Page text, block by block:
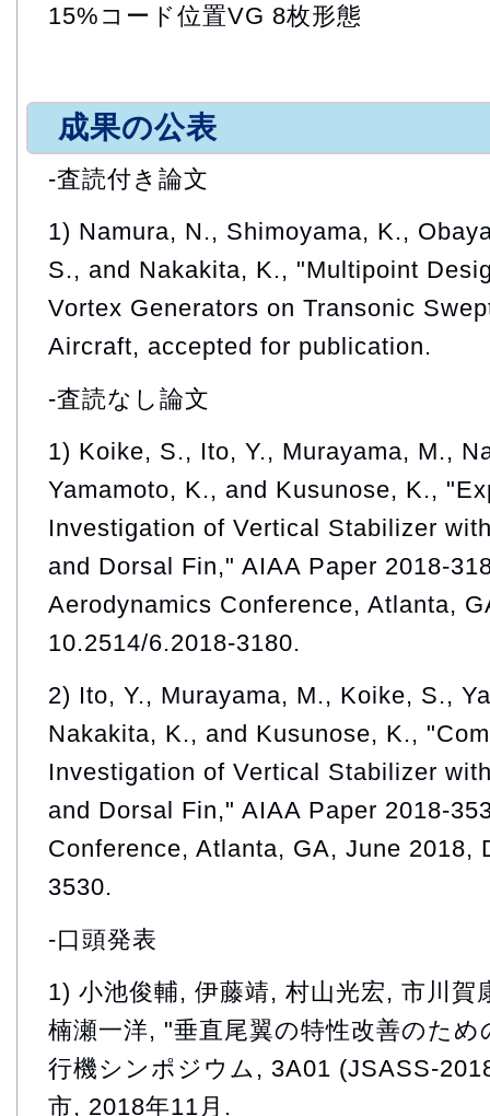
15%コード位置VG 8枚形態
成果の公表
-査読付き論文
1) Namura, N., Shimoyama, K.,
S., and Nakakita, K., "Multipoint
Vortex Generators on Transonic
Aircraft, accepted for publication.
-査読なし論文
1) Koike, S., Ito, Y., Murayama, M.,
Yamamoto, K., and Kusunose, K.,
Investigation of Vertical Stabilizer
and Dorsal Fin," AIAA Paper 2018-
Aerodynamics Conference, Atlanta,
10.2514/6.2018-3180.
2) Ito, Y., Murayama, M., Koike, S.,
Nakakita, K., and Kusunose, K.,
Investigation of Vertical Stabilizer
and Dorsal Fin," AIAA Paper 2018-
Conference, Atlanta, GA, June 2018,
3530.
-口頭発表
1) 小池俊輔, 伊藤靖, 村山光宏, 市川賀
楠瀬一洋, "垂直尾翼の特性改善のた
行機シンポジウム, 3A01 (JSASS-
市, 2018年11月.